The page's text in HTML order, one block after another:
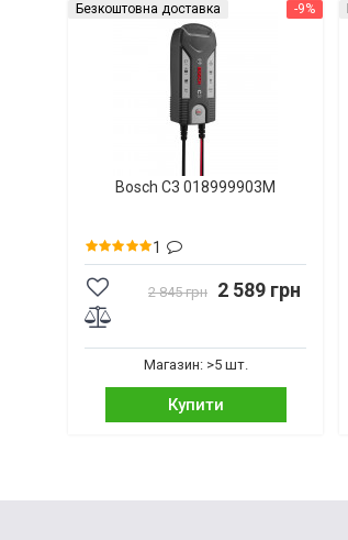
-9%
Безкоштовна доставка
Bosch C3 018999903M
1
2 845 грн 2 589 грн
Магазин: >5 шт.
Купити